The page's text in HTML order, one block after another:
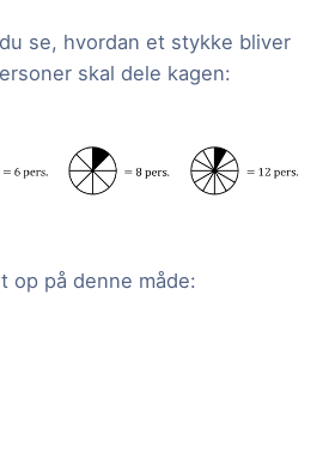
se, hvordan et stykke bliver
skal dele kagen:
op på denne måde: